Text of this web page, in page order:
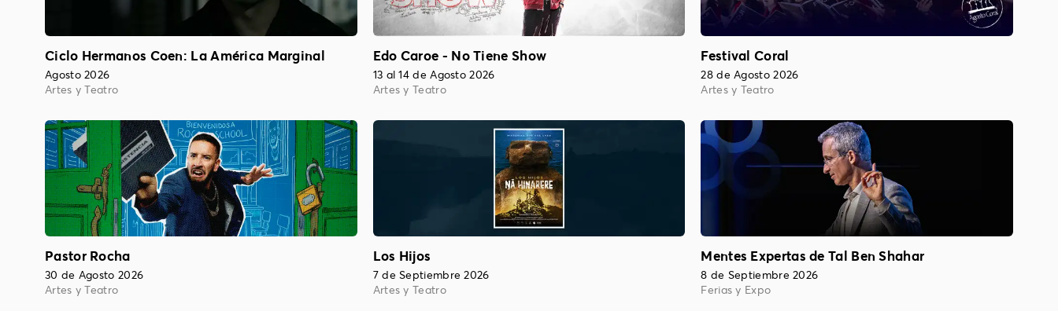
Ciclo Hermanos Coen: La América Marginal
Agosto 2026
Artes y Teatro
Edo Caroe - No Tiene Show
13 al 14 de Agosto 2026
Artes y Teatro
Festival Coral
28 de Agosto 2026
Artes y Teatro
Pastor Rocha
30 de Agosto 2026
Artes y Teatro
Los Hijos
7 de Septiembre 2026
Artes y Teatro
Mentes Expertas de Tal Ben Shahar
8 de Septiembre 2026
Ferias y Expo